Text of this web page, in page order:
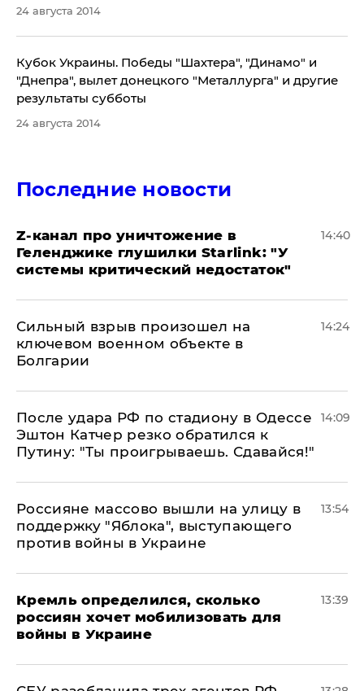
24 августа 2014
Кубок Украины. Победы "Шахтера", "Динамо" и
"Днепра", вылет донецкого "Металлурга" и другие
результаты субботы
24 августа 2014
Последние новости
Z-канал про уничтожение в
Геленджике глушилки Starlink: "У
системы критический недостаток"
14:40
Сильный взрыв произошел на
ключевом военном объекте в
Болгарии
14:24
После удара РФ по стадиону в Одессе
Эштон Катчер резко обратился к
Путину: "Ты проигрываешь. Сдавайся!"
14:09
Россияне массово вышли на улицу в
поддержку "Яблока", выступающего
против войны в Украине
13:54
Кремль определился, сколько
россиян хочет мобилизовать для
войны в Украине
13:39